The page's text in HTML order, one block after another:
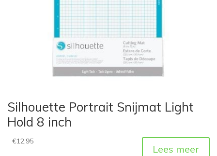
Silhouette Portrait Snijmat Light
Hold 8 inch
€12,95
Lees meer